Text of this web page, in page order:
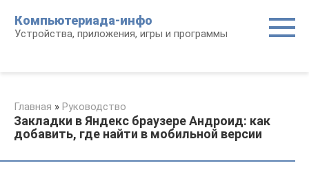
контенту
Компьютериада-инфо
Устройства, приложения, игры и программы
Главная » Руководство
Закладки в Яндекс браузере Андроид: как
добавить, где найти в мобильной версии